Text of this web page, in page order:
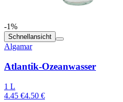
-1%
Schnellansicht
Algamar
Atlantik-Ozeanwasser
1 L
4.45 €4.50 €